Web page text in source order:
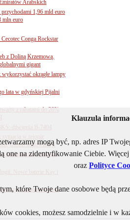
Arabskich
1,96 mld euro
mln euro
Conga Rockstar
z Doliną Krzemową.
gigant
okrągłe lampy
lata w gdyńskiej Pijalni
z rabatami do 20%
dźwignia B-7404
w rejonie
chemii budowlanej?
automatyzacji obsługi
Nowe baterie Kay i
toaleta otwiera
Klauzula
mogą być, np. adres IP
na zidentyfikowanie Ciebie.
oraz Polityce
które Twoje dane osobowe będą
cookies, możesz samodzielnie i w